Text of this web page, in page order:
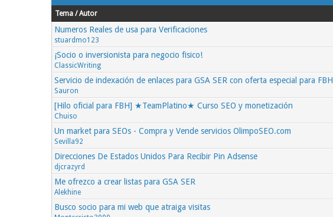
Tema / Autor
Numeros Reales de usa para Verificaciones
stuardmo123
¡Socio o inversionista para negocio fisico!
ClassicWriting
Servicio de indexación de enlaces para GSA SER con oferta especial para FBH
Sauron
[Hilo oficial para FBH] ★TeamPlatino★ Curso SEO y monetización
Chuiso
Un market para SEOs - Compra y Vende servicios OlimpoSEO.com
Sevilla92
Direcciones De Estados Unidos Para Recibir Pin Adsense
djcrazyrd
Me ofrezco a crear listas para GSA SER
Alekhine
Busco socio para mi web que atraiga visitas